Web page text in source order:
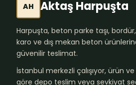
AH Aktaş Harpuşta
Harpuşta, beton parke taşı,
karo ve dış mekan beton
güvenilir teslimat.
İstanbul merkezli çalışıyor, ürün
göre depo teslim veya sevkiyat